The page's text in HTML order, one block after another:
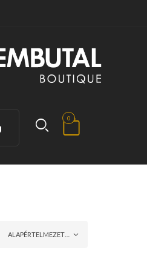
0
ALAPÉRTELMEZETT RENDEZÉS